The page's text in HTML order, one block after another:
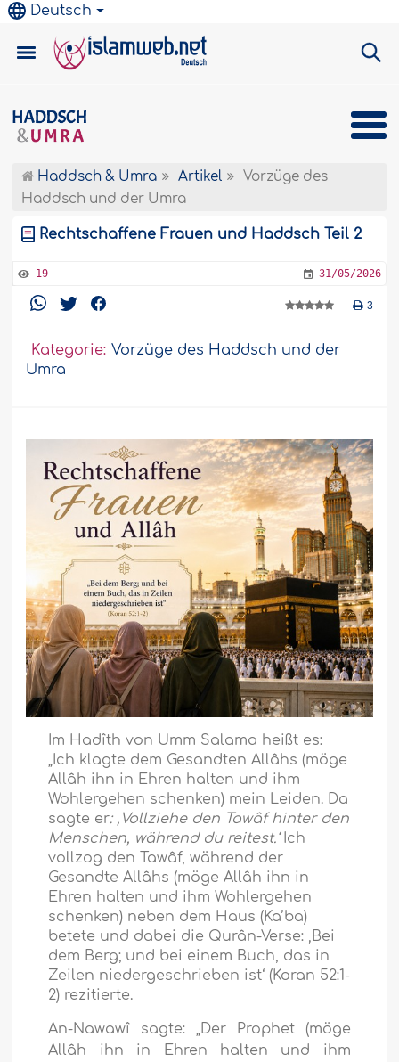
Deutsch
Haddsch & Umra Artikel
Vorzüge des
Haddsch und der Umra
Rechtschaffene Frauen und Haddsch Teil 2
19 31/05/2026
3
Kategorie: Vorzüge des Haddsch und der
Umra
Im Hadîth von Umm Salama heißt es:
„Ich klagte dem Gesandten Allâhs (möge
Allâh ihn in Ehren halten und ihm
Wohlergehen schenken) mein Leiden. Da
sagte er: ‚Vollziehe den Tawâf hinter den
Menschen, während du reitest.‘Ich
vollzog den Tawâf, während der
Gesandte Allâhs (möge Allâh ihn in
Ehren halten und ihm Wohlergehen
schenken) neben dem Haus (Ka’ba)
betete und dabei die Qurân-Verse: ‚Bei
dem Berg; und bei einem Buch, das in
Zeilen niedergeschrieben ist‘ (Koran 52:1-
2) rezitierte.
An-Nawawî sagte: „Der Prophet (möge
Allâh ihn in Ehren halten und ihm